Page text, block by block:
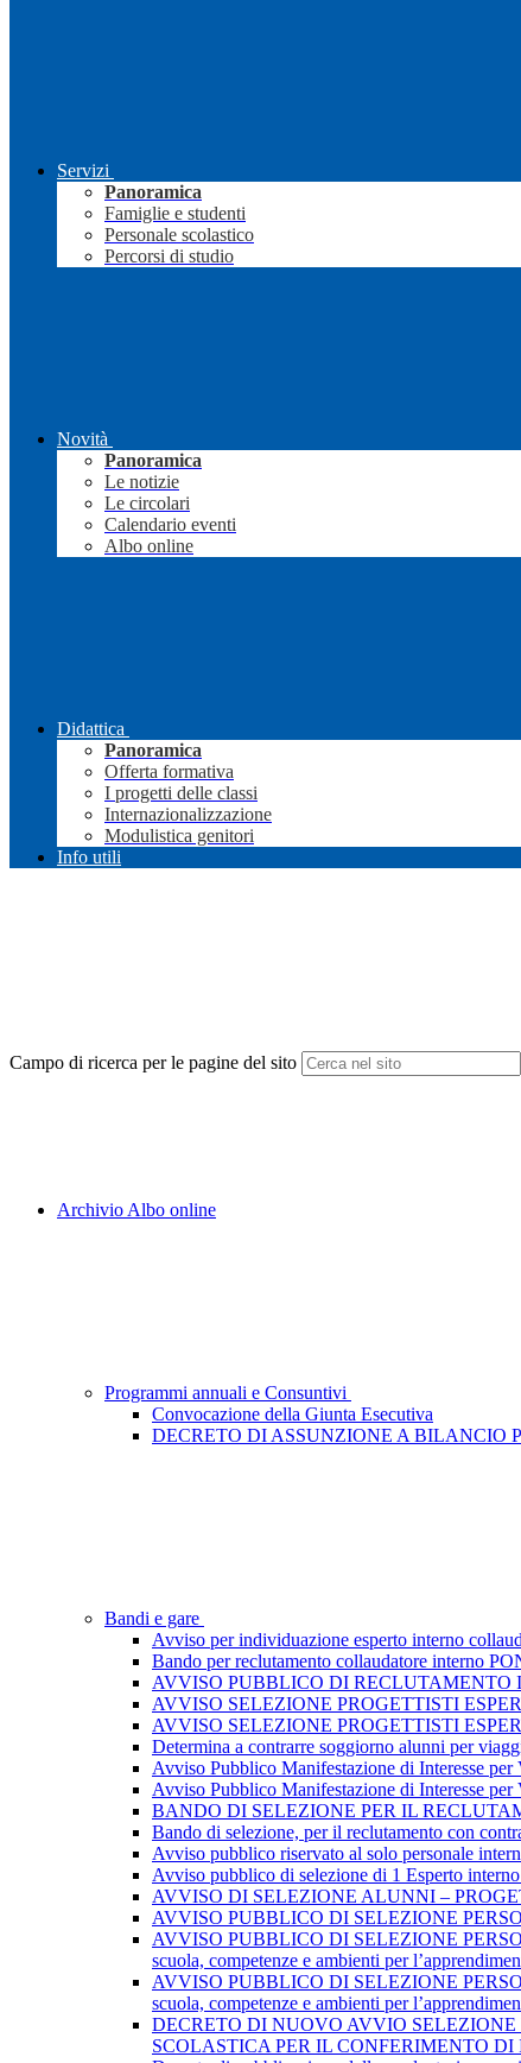
Servizi
Panoramica
Famiglie e studenti
Personale scolastico
Percorsi di studio
Novità
Panoramica
Le notizie
Le circolari
Calendario eventi
Albo online
Didattica
Panoramica
Offerta formativa
I progetti delle classi
Internazionalizzazione
Modulistica genitori
Info utili
Campo di ricerca per le pagine del sito
Archivio Albo online
Programmi annuali e Consuntivi
Convocazione della Giunta Esecutiva
DECRETO DI ASSUNZIONE A BILANCIO
Bandi e gare
Avviso per individuazione esperto interno
Bando per reclutamento collaudatore interno
AVVISO PUBBLICO DI RECLUTAMENTO
AVVISO SELEZIONE PROGETTISTI
AVVISO SELEZIONE PROGETTISTI
Determina a contrarre soggiorno alunni per
Avviso Pubblico Manifestazione di Interesse
Avviso Pubblico Manifestazione di Interesse
BANDO DI SELEZIONE PER IL
Bando di selezione, per il reclutamento con
Avviso pubblico riservato al solo personale
Avviso pubblico di selezione di 1 Esperto
AVVISO DI SELEZIONE ALUNNI –
AVVISO PUBBLICO DI SELEZIONE
AVVISO PUBBLICO DI SELEZIONE
scuola, competenze e ambienti per
AVVISO PUBBLICO DI SELEZIONE
scuola, competenze e ambienti per
DECRETO DI NUOVO AVVIO
SCOLASTICA PER IL CONFERIMENTO